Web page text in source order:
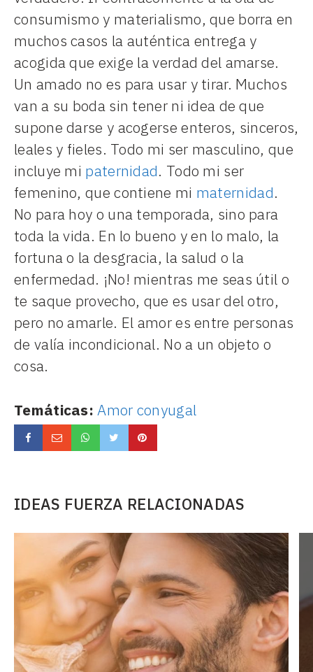
consumismo y materialismo, que borra en
muchos casos la auténtica entrega y
acogida que exige la verdad del amarse.
Un amado no es para usar y tirar. Muchos
van a su boda sin tener ni idea de que
supone darse y acogerse enteros, sinceros,
leales y fieles. Todo mi ser masculino, que
incluye mi paternidad. Todo mi ser
femenino, que contiene mi maternidad.
No para hoy o una temporada, sino para
toda la vida. En lo bueno y en lo malo, la
fortuna o la desgracia, la salud o la
enfermedad. ¡No! mientras me seas útil o
te saque provecho, que es usar del otro,
pero no amarle. El amor es entre personas
de valía incondicional. No a un objeto o
cosa.
Temáticas: Amor conyugal
IDEAS FUERZA RELACIONADAS